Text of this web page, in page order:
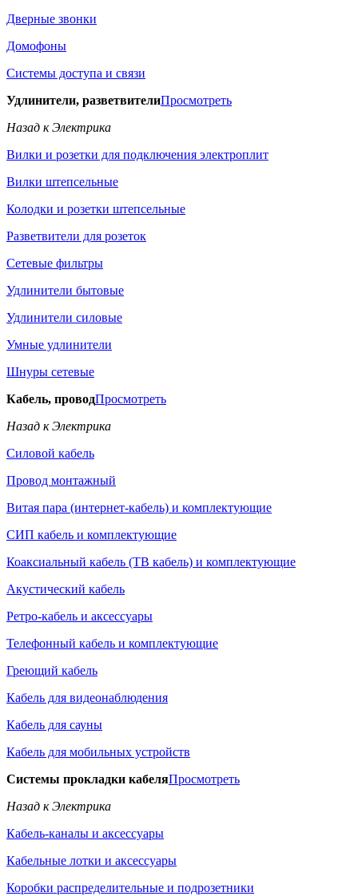
Дверные звонки
Домофоны
Системы доступа и связи
Удлинители, разветвителиПросмотреть
Назад к Электрика
Вилки и розетки для подключения электроплит
Вилки штепсельные
Колодки и розетки штепсельные
Разветвители для розеток
Сетевые фильтры
Удлинители бытовые
Удлинители силовые
Умные удлинители
Шнуры сетевые
Кабель, проводПросмотреть
Назад к Электрика
Силовой кабель
Провод монтажный
Витая пара (интернет-кабель) и комплектующие
СИП кабель и комплектующие
Коаксиальный кабель (ТВ кабель) и комплектующие
Акустический кабель
Ретро-кабель и аксессуары
Телефонный кабель и комплектующие
Греющий кабель
Кабель для видеонаблюдения
Кабель для сауны
Кабель для мобильных устройств
Системы прокладки кабеляПросмотреть
Назад к Электрика
Кабель-каналы и аксессуары
Кабельные лотки и аксессуары
Коробки распределительные и подрозетники